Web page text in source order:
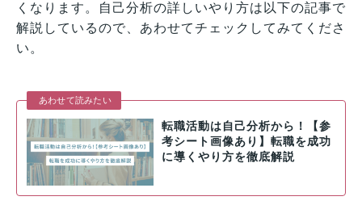
くなります。自己分析の詳しいやり方は以下の記事で
解説しているので、あわせてチェックしてみてくださ
い。
あわせて読みたい
転職活動は自己分析から！【参
考シート画像あり】転職を成功
に導くやり方を徹底解説